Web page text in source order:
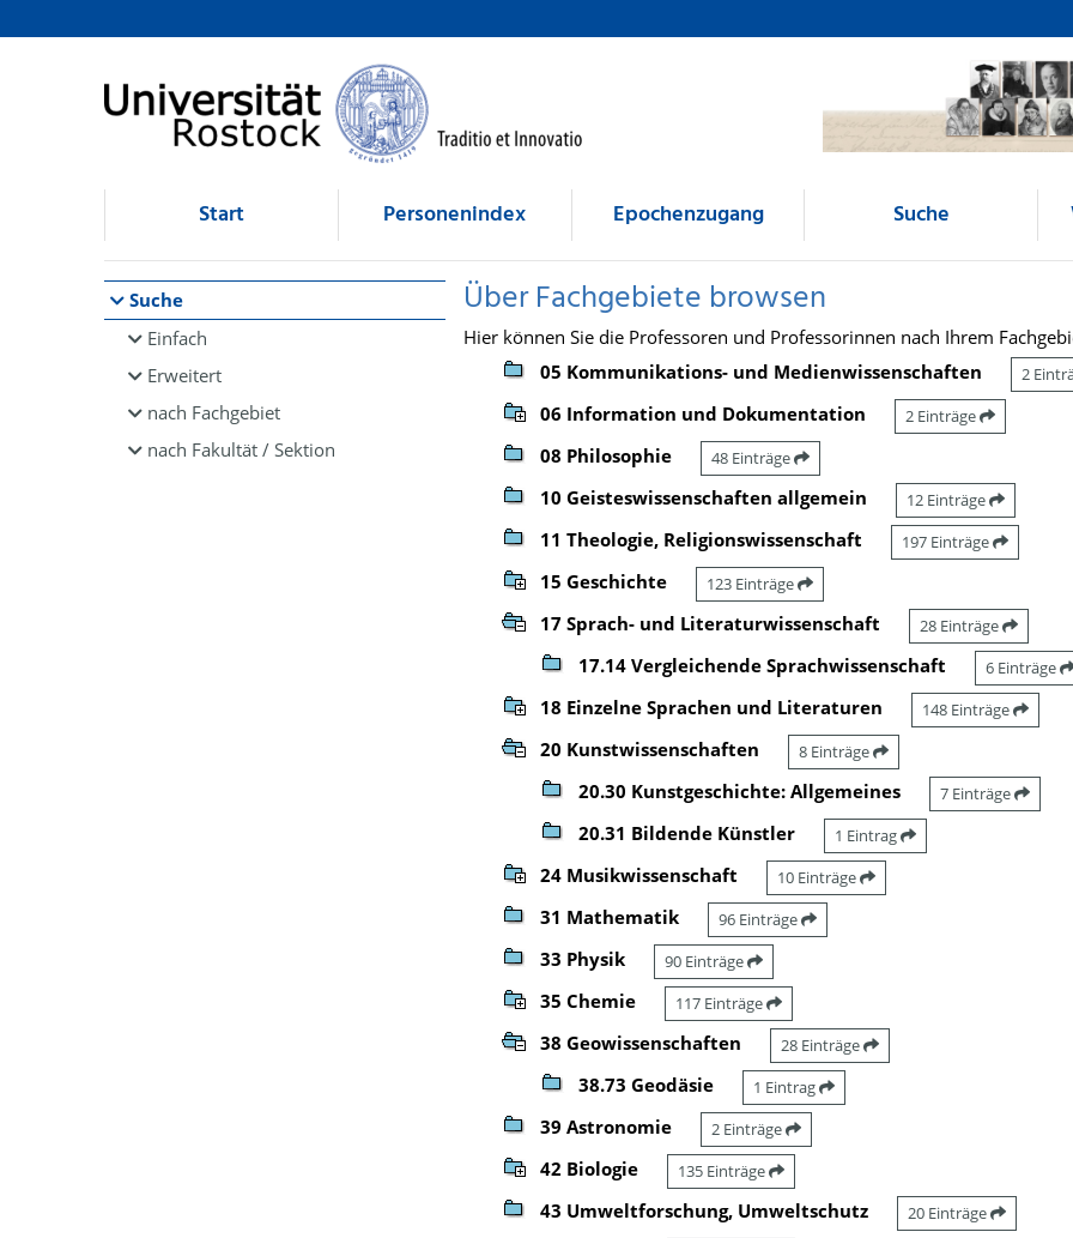
Browsen
direkt zum Inhalt
Start Personenindex Epochenzugang Suche
Suche
Einfach
Erweitert
nach Fachgebiet
nach Fakultät / Sektion
Über Fachgebiete browsen
Hier können Sie die Professoren und Professorinnen nach Ihrem
05 Kommunikations- und Medienwissenschaften
2
06 Information und Dokumentation 2 Einträge
08 Philosophie 48 Einträge
10 Geisteswissenschaften allgemein 12 Einträge
11 Theologie, Religionswissenschaft 197 Einträge
15 Geschichte 123 Einträge
17 Sprach- und Literaturwissenschaft 28 Einträge
17.14 Vergleichende Sprachwissenschaft 6 Einträge
18 Einzelne Sprachen und Literaturen 148 Einträge
20 Kunstwissenschaften 8 Einträge
20.30 Kunstgeschichte: Allgemeines 7 Einträge
20.31 Bildende Künstler 1 Eintrag
24 Musikwissenschaft 10 Einträge
31 Mathematik 96 Einträge
33 Physik 90 Einträge
35 Chemie 117 Einträge
38 Geowissenschaften 28 Einträge
38.73 Geodäsie 1 Eintrag
39 Astronomie 2 Einträge
42 Biologie 135 Einträge
43 Umweltforschung, Umweltschutz 20 Einträge